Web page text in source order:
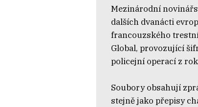
Mezinárodní
dalších dvanácti
francouzského
Global, provozující
policejní operací z
Soubory obsahují
stejně jako přepisy